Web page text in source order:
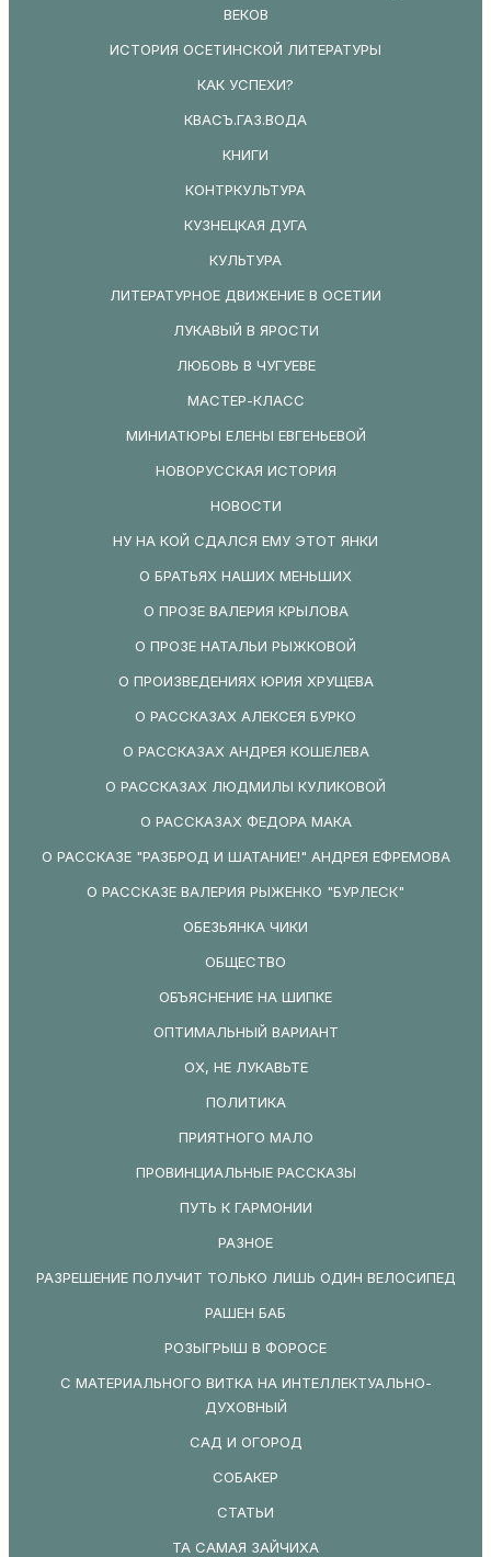
ВЕКОВ
ИСТОРИЯ ОСЕТИНСКОЙ ЛИТЕРАТУРЫ
КАК УСПЕХИ?
КВАСЪ.ГАЗ.ВОДА
КНИГИ
КОНТРКУЛЬТУРА
КУЗНЕЦКАЯ ДУГА
КУЛЬТУРА
ЛИТЕРАТУРНОЕ ДВИЖЕНИЕ В ОСЕТИИ
ЛУКАВЫЙ В ЯРОСТИ
ЛЮБОВЬ В ЧУГУЕВЕ
МАСТЕР-КЛАСС
МИНИАТЮРЫ ЕЛЕНЫ ЕВГЕНЬЕВОЙ
НОВОРУССКАЯ ИСТОРИЯ
НОВОСТИ
НУ НА КОЙ СДАЛСЯ ЕМУ ЭТОТ ЯНКИ
О БРАТЬЯХ НАШИХ МЕНЬШИХ
О ПРОЗЕ ВАЛЕРИЯ КРЫЛОВА
О ПРОЗЕ НАТАЛЬИ РЫЖКОВОЙ
О ПРОИЗВЕДЕНИЯХ ЮРИЯ ХРУЩЕВА
О РАССКАЗАХ АЛЕКСЕЯ БУРКО
О РАССКАЗАХ АНДРЕЯ КОШЕЛЕВА
О РАССКАЗАХ ЛЮДМИЛЫ КУЛИКОВОЙ
О РАССКАЗАХ ФЕДОРА МАКА
О РАССКАЗЕ "РАЗБРОД И ШАТАНИЕ!" АНДРЕЯ ЕФРЕМОВА
О РАССКАЗЕ ВАЛЕРИЯ РЫЖЕНКО "БУРЛЕСК"
ОБЕЗЬЯНКА ЧИКИ
ОБЩЕСТВО
ОБЪЯСНЕНИЕ НА ШИПКЕ
ОПТИМАЛЬНЫЙ ВАРИАНТ
ОХ, НЕ ЛУКАВЬТЕ
ПОЛИТИКА
ПРИЯТНОГО МАЛО
ПРОВИНЦИАЛЬНЫЕ РАССКАЗЫ
ПУТЬ К ГАРМОНИИ
РАЗНОЕ
РАЗРЕШЕНИЕ ПОЛУЧИТ ТОЛЬКО ЛИШЬ ОДИН ВЕЛОСИПЕД
РАШЕН БАБ
РОЗЫГРЫШ В ФОРОСЕ
С МАТЕРИАЛЬНОГО ВИТКА НА ИНТЕЛЛЕКТУАЛЬНО-
ДУХОВНЫЙ
САД И ОГОРОД
СОБАКЕР
СТАТЬИ
ТА САМАЯ ЗАЙЧИХА